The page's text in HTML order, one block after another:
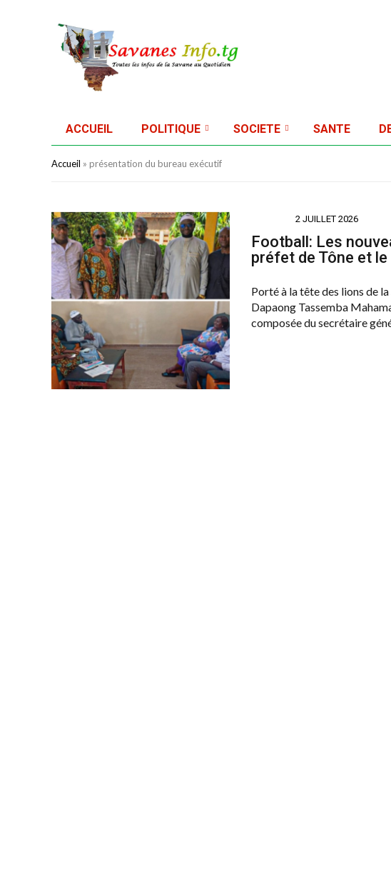
ACCUEIL POLITIQUE SOCIETE SANTE
Accueil » présentation du bureau exécutif
2 JUILLET 2026
Football: Les
préfet de Tône et le
Porté à la tête des lions de
Dapaong Tassemba
composée du secrétaire